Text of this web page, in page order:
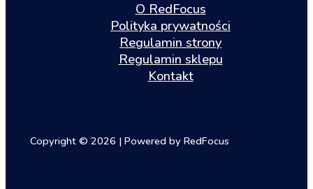
O RedFocus
Polityka prywatności
Regulamin strony
Regulamin sklepu
Kontakt
Copyright © 2026 | Powered by RedFocus